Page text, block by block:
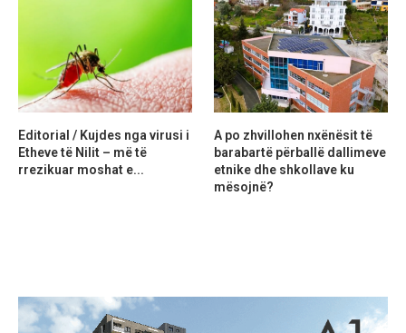
Editorial / Kujdes nga virusi i
Etheve të Nilit – më të
rrezikuar moshat e...
A po zhvillohen nxënësit të
barabartë përballë dallimeve
etnike dhe shkollave ku
mësojnë?